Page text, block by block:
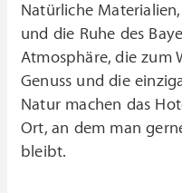
Natürliche
und die Ruhe des
Atmosphäre, die zum
Genuss und die
Natur machen das
Ort, an dem man
bleibt.